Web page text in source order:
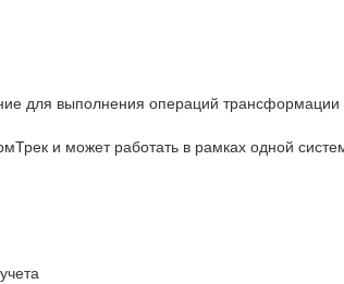
для выполнения операций трансформации
и может работать в рамках одной